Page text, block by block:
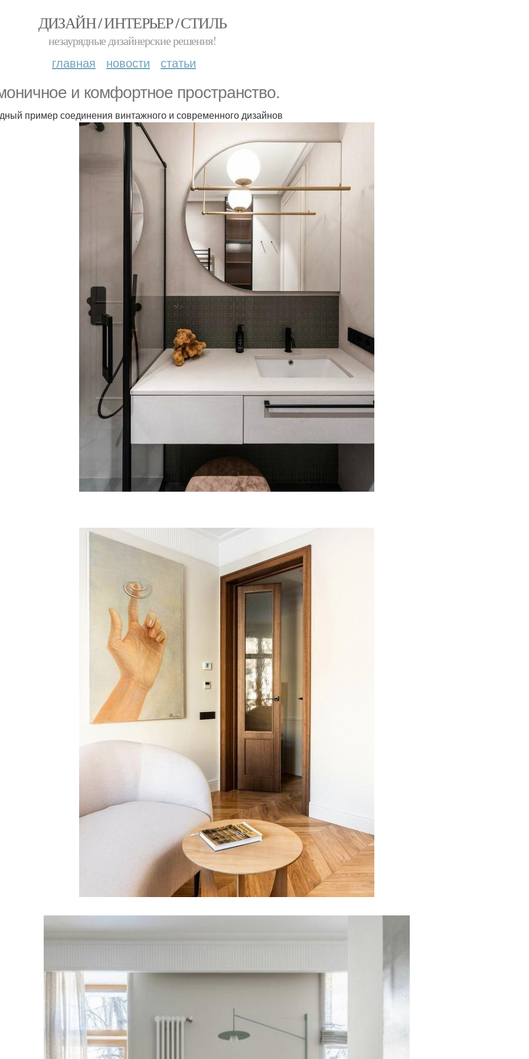
ДИЗАЙН / ИНТЕРЬЕР / СТИЛЬ
незаурядные дизайнерские решения!
главная новости статьи
и комфортное пространство.
пример соединения винтажного и современного дизайнов